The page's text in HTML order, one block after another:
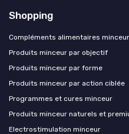
Shopping
Compléments alimentaires minceur
Produits minceur par objectif
Produits minceur par forme
Produits minceur par action ciblée
Programmes et cures minceur
Produits minceur naturels et
Electrostimulation minceur